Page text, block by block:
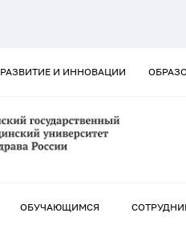
РАЗВИТИЕ И ИННОВАЦИИ
ОБУЧАЮЩИМСЯ